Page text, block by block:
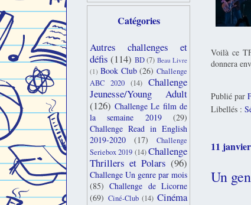
Voilà ce
donnera
Publié par
Libellés :
11
Un
Catégories
Autres challenges et
défis (114) BD (7) Beau Livre
(1) Book Club (26) Challenge
ABC 2020 (14) Challenge
Jeunesse/Young Adult
(126) Challenge Le film de
la semaine 2019
(29)
Challenge Read in English
2019-2020
(17)
Challenge
Seriebox 2019 (14)Challenge
Thrillers et Polars (96)
Challenge Un genre par mois
(85) Challenge de Licorne
(69) Ciné-Club (14) Cinéma